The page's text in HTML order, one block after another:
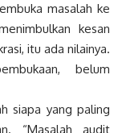
masalah ke
kesan
itu ada nilainya.
belum
siapa yang paling
“Masalah audit